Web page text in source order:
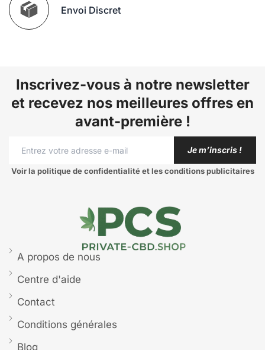
Envoi Discret
Inscrivez-vous à notre newsletter
et recevez nos meilleures offres en
avant-première !
Je m’inscris !
Voir la politique de confidentialité et les conditions publicitaires
A propos de nous
Centre d'aide
Contact
Conditions générales
Blog